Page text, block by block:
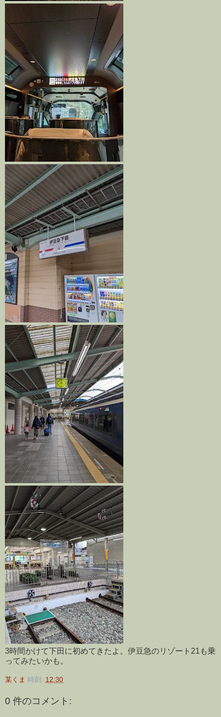
3時間かけて下田に初めてきたよ。伊豆急のリゾート21も乗
ってみたいかも。
某くま 時刻: 12:30
0 件のコメント: